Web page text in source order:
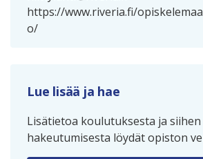
https://www.riveria.fi/
o/
Lue lisää ja hae
Lisätietoa koulutuksesta ja siihen
hakeutumisesta löydät opiston